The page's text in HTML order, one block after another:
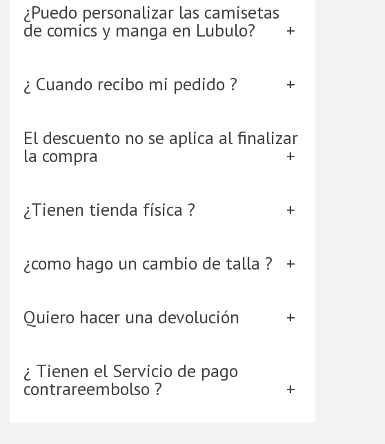
¿Puedo personalizar las camisetas
de comics y manga en Lubulo?
¿ Cuando recibo mi pedido ?
El descuento no se aplica al finalizar
la compra
¿Tienen tienda física ?
¿como hago un cambio de talla ?
Quiero hacer una devolución
¿ Tienen el Servicio de pago
contrareembolso ?